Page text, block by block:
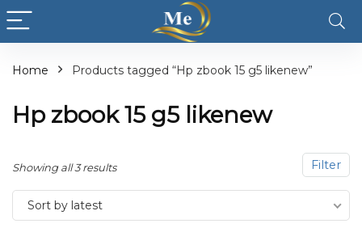
Home Products tagged “Hp zbook 15 g5 likenew”
Hp zbook 15 g5 likenew
Filter
Showing all 3 results
Sort by latest